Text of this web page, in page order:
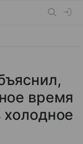
время
холодное